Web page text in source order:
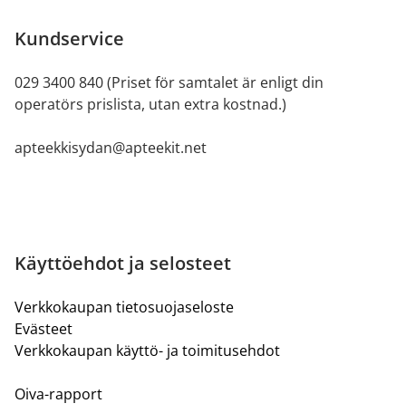
Kundservice
029 3400 840 (Priset för samtalet är enligt din
operatörs prislista, utan extra kostnad.)
apteekkisydan@apteekit.net
Käyttöehdot ja selosteet
Verkkokaupan tietosuojaseloste
Evästeet
Verkkokaupan käyttö- ja toimitusehdot
Oiva-rapport